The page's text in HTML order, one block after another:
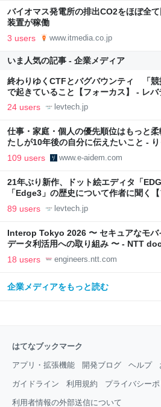
バイオマス発電所の排出CO2をほぼ全
装置が稼働
3 users www.itmedia.co.jp
いま人気の記事 - 企業メディア
終わりゆくCTFとバグバウンティ 「競
で起きていること【フォーカス】 - レ
24 users levtech.jp
仕事・家庭・個人の優先順位はもっと
たしが10年後の自分に伝えたいこと -
109 users www.e-aidem.com
21年ぶり新作、ドット絵エディタ「
「Edge3」の歴史について作者に聞く
LAB
89 users levtech.jp
Interop Tokyo 2026 〜 セキュアなモバ
データ利活用への取り組み 〜 - NTT
Engineers' Blog
18 users engineers.ntt.com
企業メディアをもっと読む
はてなブックマーク
アプリ・拡張機能 開発ブログ ヘルプ
ガイドライン 利用規約 プライバシー
利用者情報の外部送信について